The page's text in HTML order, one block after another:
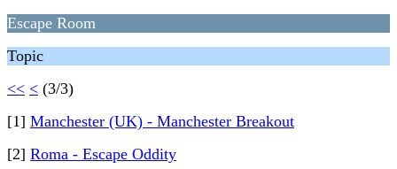
Escape Room
Topic
<< < (3/3)
[1] Manchester (UK) - Manchester Breakout
[2] Roma - Escape Oddity